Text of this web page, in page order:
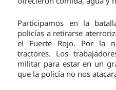
Participamos en la
policías a retirarse
el Fuerte Rojo. Por la
tractores. Los
militar para estar en un
que la policía no nos